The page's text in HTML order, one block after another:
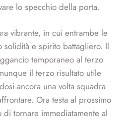
lo specchio della porta.
vibrante, in cui entrambe le
solidità e spirito battagliero. Il
temporaneo al terzo
il terzo risultato utile
ancora una volta squadra
Ora testa al prossimo
di tornare immediatamente al